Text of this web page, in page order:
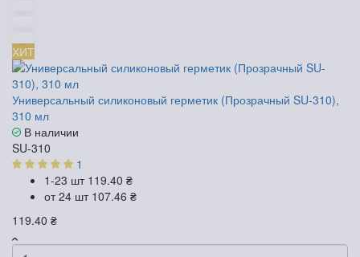
ХИТ
Универсальный силиконовый герметик (Прозрачный SU-310),
310 мл
В наличии
SU-310
1
1-23 шт 119.40 ₴
от 24 шт 107.46 ₴
119.40 ₴